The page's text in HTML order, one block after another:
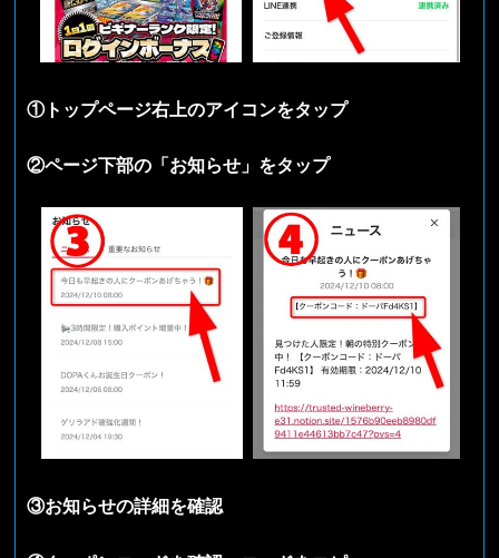
①トップページ右上のアイコンをタップ
②ページ下部の「お知らせ」をタップ
③お知らせの詳細を確認